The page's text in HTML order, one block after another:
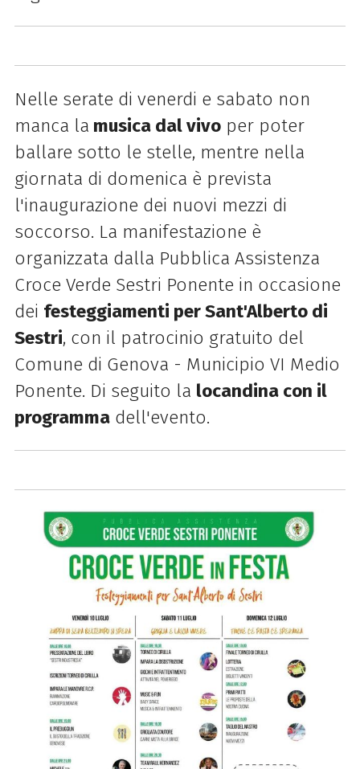
Nelle serate di venerdi e sabato non
manca la musica dal vivoper poter
ballare sotto le stelle, mentre nella
giornata di domenica è prevista
l'inaugurazione dei nuovi mezzi di
soccorso. La manifestazione è
organizzata dalla Pubblica Assistenza
Croce Verde Sestri Ponente in occasione
dei festeggiamenti per Sant'Alberto di
Sestri, con il patrocinio gratuito del
Comune di Genova - Municipio VI Medio
Ponente. Di seguito la locandina con il
programmadell'evento.